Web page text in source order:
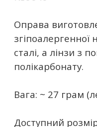
Оправа
згіпоалергенної
сталі, а лінзи з
полікарбонату.
Вага: ~ 27 грам
Доступний